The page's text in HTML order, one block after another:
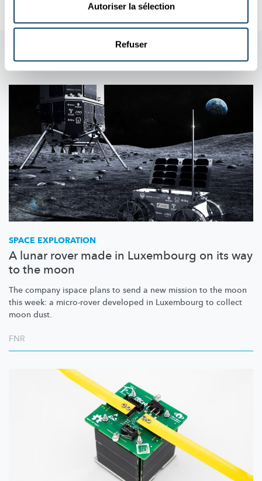
Autoriser la sélection
Refuser
Aussi dans cette rubrique
SPACE EXPLORATION
A lunar rover made in Luxembourg on its way
to the moon
The company ispace plans to send a new mission to the moon
this week: a micro-rover developed in Luxembourg to collect
moon dust.
FNR